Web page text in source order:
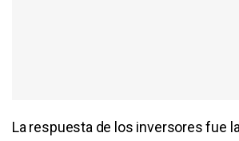
La respuesta de los inversores fue